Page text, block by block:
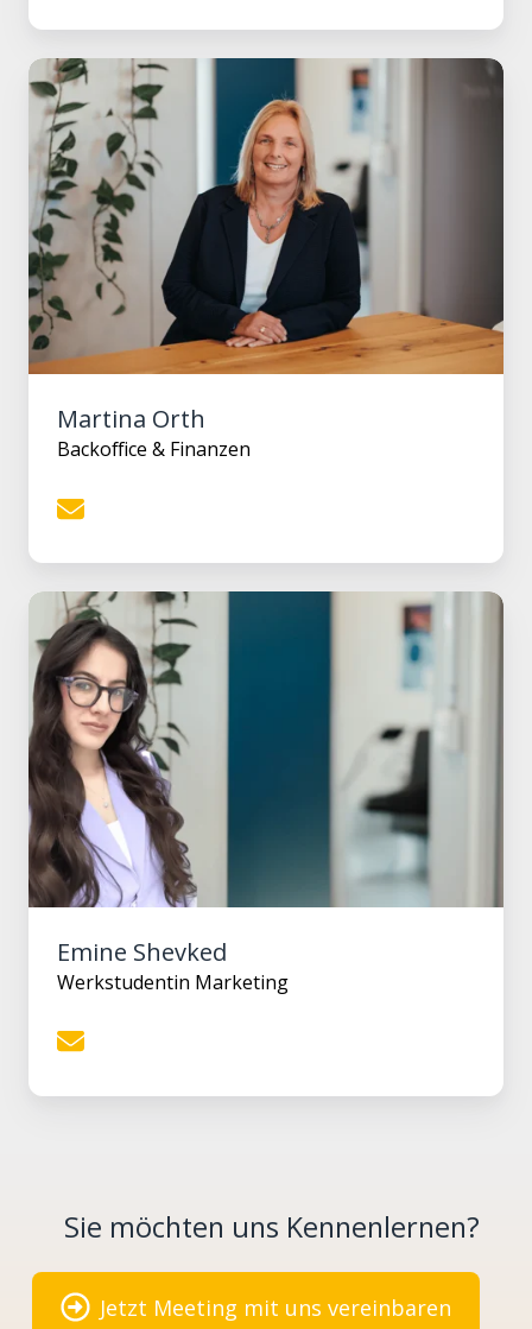
Martina Orth
Backoffice & Finanzen
Emine Shevked
Werkstudentin Marketing
Sie möchten uns Kennenlernen?
Jetzt Meeting mit uns vereinbaren